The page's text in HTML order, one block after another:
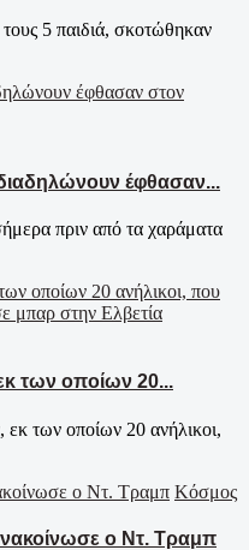
5 παιδιά, σκοτώθηκαν
έφθασαν...
πριν από τα χαράματα
των οποίων 20...
των οποίων 20 ανήλικοι,
Κόσμος
ο Ντ. Τραμπ